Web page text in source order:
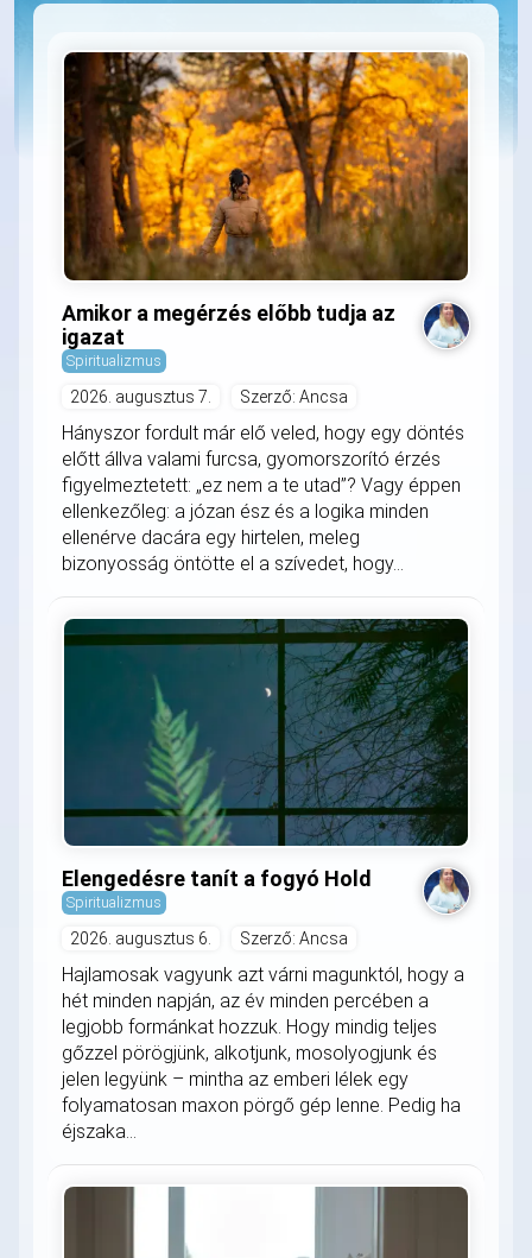
Amikor a megérzés előbb tudja az
igazat
Spiritualizmus
2026. augusztus 7. Szerző: Ancsa
Hányszor fordult már elő veled, hogy egy döntés
előtt állva valami furcsa, gyomorszorító érzés
figyelmeztetett: „ez nem a te utad”? Vagy éppen
ellenkezőleg: a józan ész és a logika minden
ellenérve dacára egy hirtelen, meleg
bizonyosság öntötte el a szívedet, hogy...
Elengedésre tanít a fogyó Hold
Spiritualizmus
2026. augusztus 6. Szerző: Ancsa
Hajlamosak vagyunk azt várni magunktól, hogy a
hét minden napján, az év minden percében a
legjobb formánkat hozzuk. Hogy mindig teljes
gőzzel pörögjünk, alkotjunk, mosolyogjunk és
jelen legyünk – mintha az emberi lélek egy
folyamatosan maxon pörgő gép lenne. Pedig ha
éjszaka...